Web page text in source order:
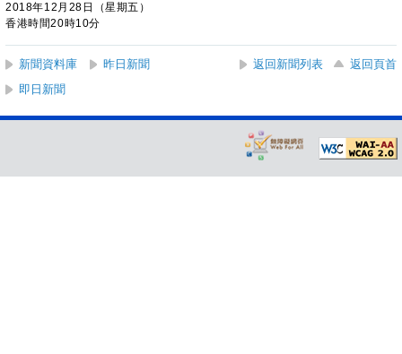
2018年12月28日（星期五）
香港時間20時10分
新聞資料庫 昨日新聞 返回新聞列表
返回頁首
即日新聞